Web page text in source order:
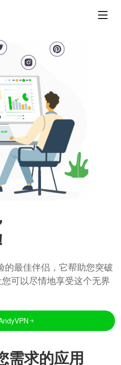
的最佳伴侣，它帮助您突破
可以尽情地享受这个无界
需求的应用